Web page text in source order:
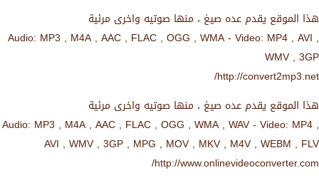
هذا الموقع يقدم عده صيغ ، منها صوتيه واخرى مرئية
Audio: MP3 , M4A , AAC , FLAC , OGG , WMA - Video: MP4 , AVI ,
WMV , 3GP
http://convert2mp3.net/
هذا الموقع يقدم عده صيغ ، منها صوتيه واخرى مرئية
Audio: MP3 , M4A , AAC , FLAC , OGG , WMA , WAV - Video: MP4 ,
AVI , WMV , 3GP , MPG , MOV , MKV , M4V , WEBM , FLV
http://www.onlinevideoconverter.com/